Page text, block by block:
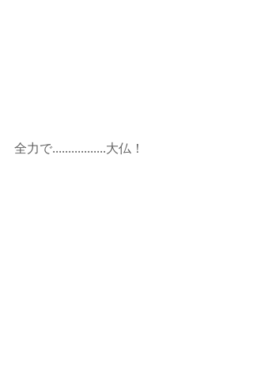
全力で.................大仏！